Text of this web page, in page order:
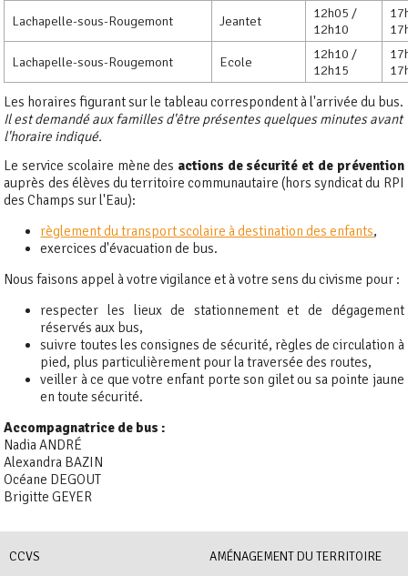
Lachapelle-sous-Rougemont
Jeantet
12h05 /
12h10
Lachapelle-sous-Rougemont
Ecole
12h10 /
12h15
Les horaires figurant sur le tableau correspondent à l'arrivée du bus.
Il est demandé aux familles d'être présentes quelques minutes avant
l'horaire indiqué.
Le service scolaire mène des actions de sécurité et de prévention
auprès des élèves du territoire communautaire (hors syndicat du RPI
des Champs sur l'Eau):
règlement du transport scolaire à destination des enfants,
exercices d'évacuation de bus.
Nous faisons appel à votre vigilance et à votre sens du civisme pour :
respecter les lieux de stationnement et de dégagement
réservés aux bus,
suivre toutes les consignes de sécurité, règles de circulation à
pied, plus particulièrement pour la traversée des routes,
veiller à ce que votre enfant porte son gilet ou sa pointe jaune
en toute sécurité.
Accompagnatrice de bus :
Nadia ANDRÉ
Alexandra BAZIN
Océane DEGOUT
Brigitte GEYER
CCVS AMÉNAGEMENT DU TERRITOIRE